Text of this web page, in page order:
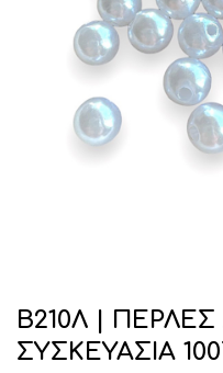
Β210Λ |
ΣΥΣΚΕΥΑΣΙΑ